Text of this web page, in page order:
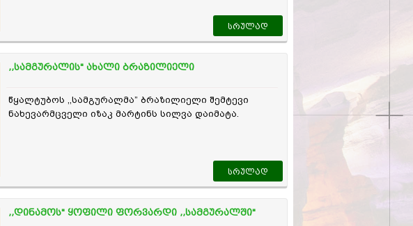
სრულად
,,სამგურალის" ახალი ბრაზილიელი
წყალტუბოს ,,სამგურალმა” ბრაზილიელი შემტევი
ნახევარმცველი იზაკ მარტინს სილვა დაიმატა.
სრულად
,,დინამოს" ყოფილი ფორვარდი ,,სამგურალში"